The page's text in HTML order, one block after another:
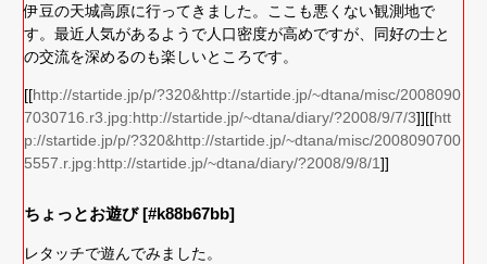
伊豆の天城高原に行ってきました。ここも悪くない観測地で
す。最近人気があるようで人口密度が高めですが、同好の士と
の交流を深めるのも楽しいところです。
[[http://startide.jp/p/?320&http://startide.jp/~dtana/misc/2008090
7030716.r3.jpg:http://startide.jp/~dtana/diary/?2008/9/7/3]][[htt
p://startide.jp/p/?320&http://startide.jp/~dtana/misc/2008090700
5557.r.jpg:http://startide.jp/~dtana/diary/?2008/9/8/1]]
ちょっとお遊び [#k88b67bb]
レタッチで遊んでみました。